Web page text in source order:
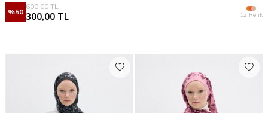
%50
600,00TL
300,00 TL 12 Renk